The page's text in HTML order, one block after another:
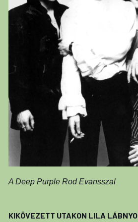
A Deep Purple Rod Evansszal
KIKÖVEZETT UTAKON LILA